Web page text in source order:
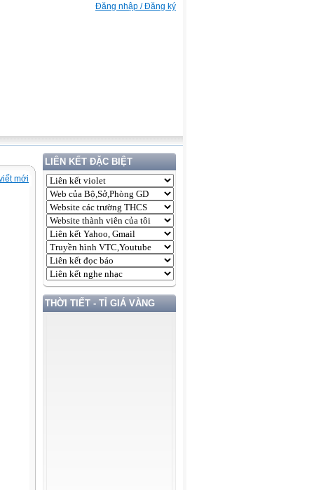
Đăng nhập / Đăng ký
LIÊN KẾT ĐẶC BIỆT
THỜI TIẾT - TỈ GIÁ VÀNG
mới